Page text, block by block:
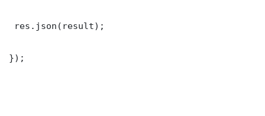
res.json(result);
});